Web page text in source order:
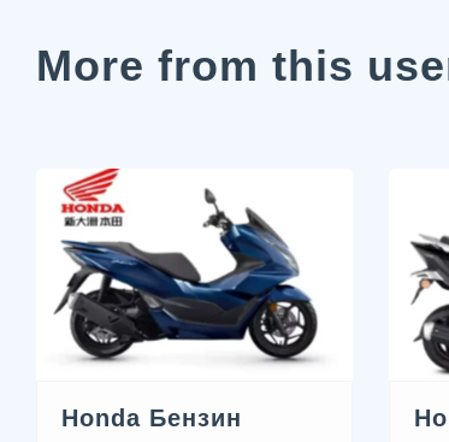
More from this
Honda Бензин